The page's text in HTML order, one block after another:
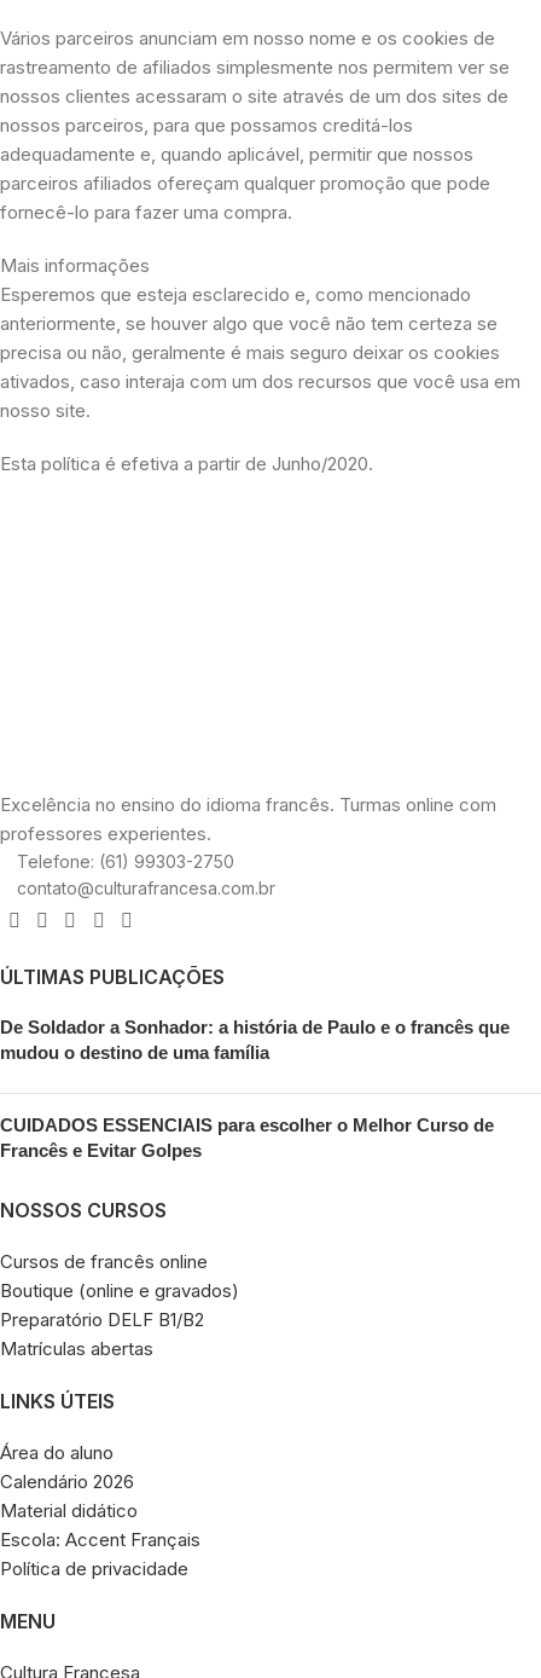
Vários parceiros anunciam em nosso nome e os cookies de
rastreamento de afiliados simplesmente nos permitem ver se
nossos clientes acessaram o site através de um dos sites de
nossos parceiros, para que possamos creditá-los
adequadamente e, quando aplicável, permitir que nossos
parceiros afiliados ofereçam qualquer promoção que pode
fornecê-lo para fazer uma compra.
Mais informações
Esperemos que esteja esclarecido e, como mencionado
anteriormente, se houver algo que você não tem certeza se
precisa ou não, geralmente é mais seguro deixar os cookies
ativados, caso interaja com um dos recursos que você usa em
nosso site.
Esta política é efetiva a partir de Junho/2020.
Excelência no ensino do idioma francês. Turmas online com
professores experientes.
Telefone: (61) 99303-2750
contato@culturafrancesa.com.br
ÚLTIMAS PUBLICAÇÕES
De Soldador a Sonhador: a história de Paulo e o francês que
mudou o destino de uma família
CUIDADOS ESSENCIAIS para escolher o Melhor Curso de
Francês e Evitar Golpes
NOSSOS CURSOS
Cursos de francês online
Boutique (online e gravados)
Preparatório DELF B1/B2
Matrículas abertas
LINKS ÚTEIS
Área do aluno
Calendário 2026
Material didático
Escola: Accent Français
Política de privacidade
MENU
Cultura Francesa